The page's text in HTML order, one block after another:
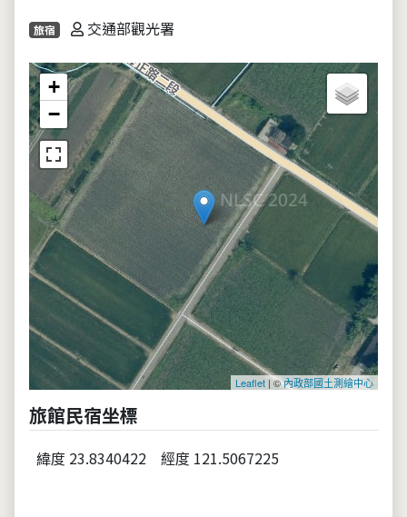
旅宿 交通部觀光署
+
−
Leaflet | ©內政部國土測繪中心
旅館民宿坐標
緯度 23.8340422 經度 121.5067225